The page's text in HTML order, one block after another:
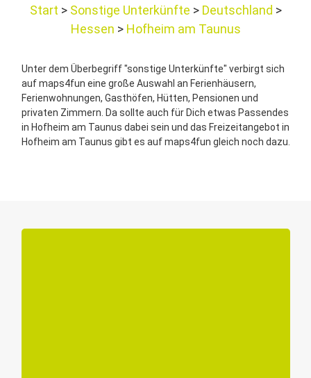
Start Sonstige Unterkünfte
Deutschland
Hessen
Hofheim am Taunus
Unter dem Überbegriff "sonstige Unterkünfte" verbirgt sich
auf maps4fun eine große Auswahl an Ferienhäusern,
Ferienwohnungen, Gasthöfen, Hütten, Pensionen und
privaten Zimmern. Da sollte auch für Dich etwas Passendes
in Hofheim am Taunus dabei sein und das Freizeitangebot in
Hofheim am Taunus gibt es auf maps4fun gleich noch dazu.